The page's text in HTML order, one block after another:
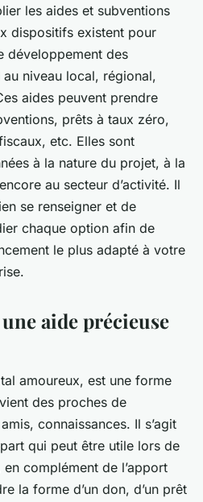
les aides et subventions
dispositifs existent pour
développement des
niveau local, régional,
aides peuvent prendre
prêts à taux zéro,
etc. Elles sont
à la nature du projet, à la
au secteur d’activité. Il
se renseigner et de
chaque option afin de
le plus adapté à votre
aide précieuse
amoureux, est une forme
des proches de
connaissances. Il s’agit
qui peut être utile lors de
en complément de l’apport
la forme d’un don, d’un prêt